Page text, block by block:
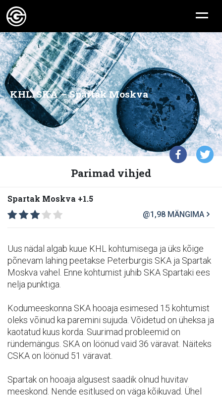
KHL: SKA – Spartak Moskva
Parimad vihjed
Spartak Moskva +1.5
@1,98 MÄNGIMA
Uus nädal algab kuue KHL kohtumisega ja üks kõige
põnevam lahing peetakse Peterburgis SKA ja Spartak
Moskva vahel. Enne kohtumist juhib SKA Spartaki ees
nelja punktiga.
Kodumeeskonna SKA hooaja esimesed 15 kohtumist
oleks võinud ka paremini sujuda. Võidetud on üheksa ja
kaotatud kuus korda. Suurimad probleemid on
ründemängus. SKA on löönud vaid 36 väravat. Näiteks
CSKA on löönud 51 väravat.
Spartak on hooaja algusest saadik olnud huvitav
meeskond. Nende esitlused on väga kõikuvad. Ühel